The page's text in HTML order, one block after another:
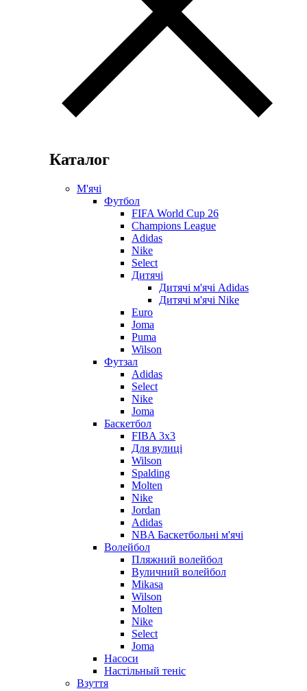
Каталог
М'ячі
Футбол
FIFA World Cup 26
Champions League
Adidas
Nike
Select
Дитячі
Дитячі м'ячі Adidas
Дитячі м'ячі Nike
Euro
Joma
Puma
Wilson
Футзал
Adidas
Select
Nike
Joma
Баскетбол
FIBA 3x3
Для вулиці
Wilson
Spalding
Molten
Nike
Jordan
Adidas
NBA Баскетбольні м'ячі
Волейбол
Пляжний волейбол
Вуличний волейбол
Mikasa
Wilson
Molten
Nike
Select
Joma
Насоси
Настільный теніс
Взуття